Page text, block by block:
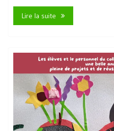
Lire la suite